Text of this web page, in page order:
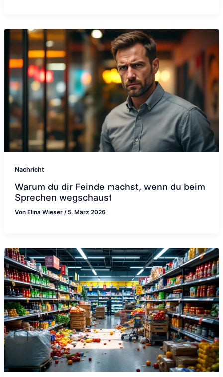
Nachricht
Warum du dir Feinde machst, wenn du beim
Sprechen wegschaust
Von Elina Wieser / 5. März 2026